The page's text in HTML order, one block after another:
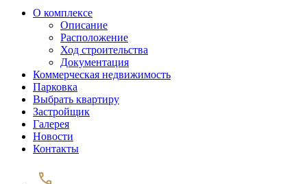
О комплексе
Описание
Расположение
Ход строительства
Документация
Коммерческая недвижимость
Парковка
Выбрать квартиру
Застройщик
Галерея
Новости
Контакты